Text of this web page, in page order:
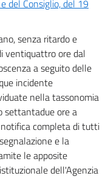
del Consiglio, del 19
senza ritardo e
ventiquattro ore dal
a seguito delle
incidente
nella tassonomia
settantadue ore a
completa di tutti
e la
le apposite
dell'Agenzia